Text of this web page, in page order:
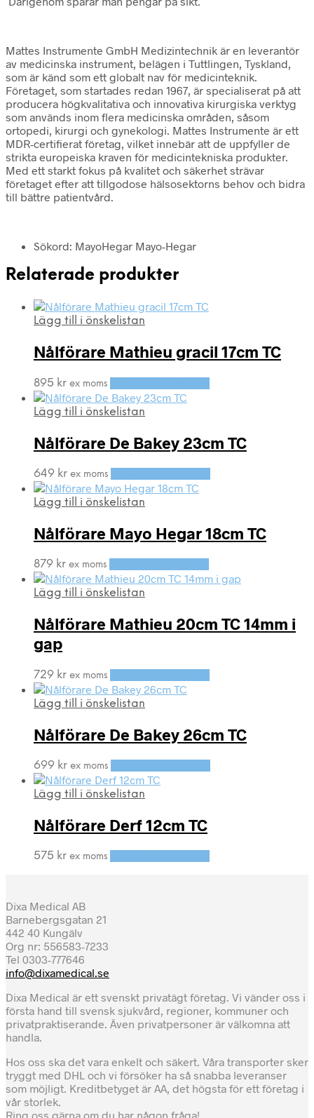
Mattes Instrumente GmbH Medizintechnik är en leverantör
av medicinska instrument, belägen i Tuttlingen, Tyskland,
som är känd som ett globalt nav för medicinteknik.
Företaget, som startades redan 1967, är specialiserat på att
producera högkvalitativa och innovativa kirurgiska verktyg
som används inom flera medicinska områden, såsom
ortopedi, kirurgi och gynekologi. Mattes Instrumente är ett
MDR-certifierat företag, vilket innebär att de uppfyller de
strikta europeiska kraven för medicintekniska produkter.
Med ett starkt fokus på kvalitet och säkerhet strävar
företaget efter att tillgodose hälsosektorns behov och bidra
till bättre patientvård.
Sökord: MayoHegar Mayo-Hegar
Relaterade produkter
Lägg till i önskelistan
Nålförare Mathieu gracil 17cm TC
895 kr ex moms
Lägg till i önskelistan
Nålförare De Bakey 23cm TC
649 kr ex moms
Lägg till i önskelistan
Nålförare Mayo Hegar 18cm TC
879 kr ex moms
Lägg till i önskelistan
Nålförare Mathieu 20cm TC 14mm i
gap
729 kr ex moms
Lägg till i önskelistan
Nålförare De Bakey 26cm TC
699 kr ex moms
Lägg till i önskelistan
Nålförare Derf 12cm TC
575 kr ex moms
Dixa Medical AB
Barnebergsgatan 21
442 40 Kungälv
Org nr: 556583-7233
Tel 0303-777646
info@dixamedical.se
Dixa Medical är ett svenskt privatägt företag. Vi vänder oss i
första hand till svensk sjukvård, regioner, kommuner och
privatpraktiserande. Även privatpersoner är välkomna att
handla.
Hos oss ska det vara enkelt och säkert. Våra transporter sker
tryggt med DHL och vi försöker ha så snabba leveranser
som möjligt. Kreditbetyget är AA, det högsta för ett företag i
vår storlek.
Ring oss gärna om du har någon fråga!